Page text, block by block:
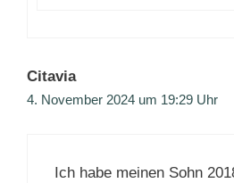
Citavia
4. November 2024 um 19:29 Uhr
Ich habe meinen Sohn